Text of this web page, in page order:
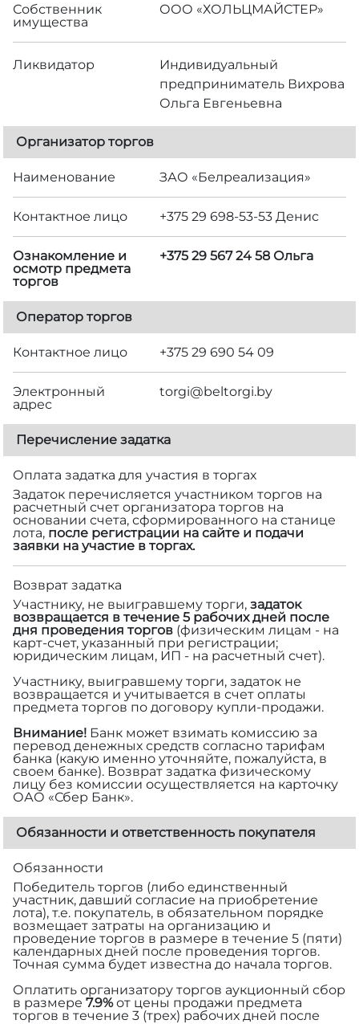
Собственник
имущества
ООО «ХОЛЬЦМАЙСТЕР»
Ликвидатор
Индивидуальный
предприниматель Вихрова
Ольга Евгеньевна
Организатор торгов
Наименование ЗАО «Белреализация»
Контактное лицо +375 29 698-53-53 Денис
Ознакомление и
осмотр предмета
торгов
+375 29 567 24 58 Ольга
Оператор торгов
Контактное лицо +375 29 690 54 09
Электронный
адрес
torgi@beltorgi.by
Перечисление задатка
Оплата задатка для участия в торгах
Задаток перечисляется участником торгов на
расчетный счет организатора торгов на
основании счета, сформированного на станице
лота, после регистрации на сайте и подачи
заявки на участие в торгах.
Возврат задатка
Участнику, не выигравшему торги, задаток
возвращается в течение 5 рабочих дней после
дня проведения торгов (физическим лицам - на
карт-счет, указанный при регистрации;
юридическим лицам, ИП - на расчетный счет).
Участнику, выигравшему торги, задаток не
возвращается и учитывается в счет оплаты
предмета торгов по договору купли-продажи.
Внимание! Банк может взимать комиссию за
перевод денежных средств согласно тарифам
банка (какую именно уточняйте, пожалуйста, в
своем банке). Возврат задатка физическому
лицу без комиссии осуществляется на карточку
ОАО «Сбер Банк».
Обязанности и ответственность покупателя
Обязанности
Победитель торгов (либо единственный
участник, давший согласие на приобретение
лота), т.е. покупатель, в обязательном порядке
возмещает затраты на организацию и
проведение торгов в размере в течение 5 (пяти)
календарных дней после проведения торгов.
Точная сумма будет известна до начала торгов.
Оплатить организатору торгов аукционный сбор
в размере 7.9%от цены продажи предмета
торгов в течение 3 (трех) рабочих дней после